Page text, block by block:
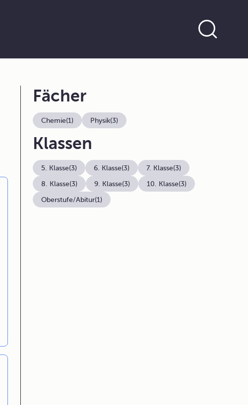
Fächer
Chemie(1) Physik(3)
Klassen
5. Klasse(3) 6. Klasse(3) 7. Klasse(3)
8. Klasse(3) 9. Klasse(3) 10. Klasse(3)
Oberstufe/Abitur(1)